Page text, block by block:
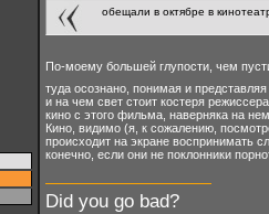
обещали в октябре в
По-моему большей глупости, чем
туда осознано, понимая и
и на чем свет стоит костеря
кино с этого фильма, наверняка на
Кино, видимо (я, к сожалению,
происходит на экране воспринимать
конечно, если они не поклонники
Did you go bad?